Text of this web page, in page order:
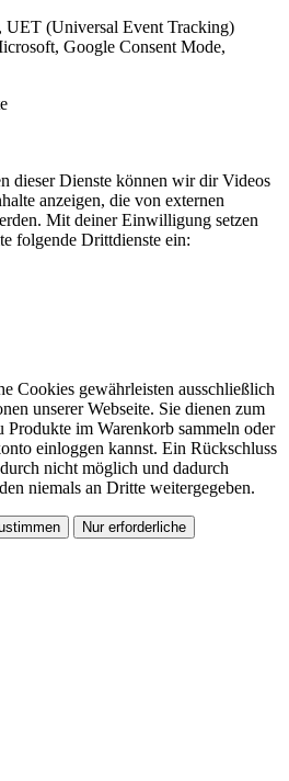
UET (Universal Event Tracking)
Google Consent Mode,
dieser Dienste können wir dir Videos
anzeigen, die von externen
Mit deiner Einwilligung setzen
folgende Drittdienste ein:
Cookies gewährleisten ausschließlich
unserer Webseite. Sie dienen zum
Produkte im Warenkorb sammeln oder
einloggen kannst. Ein Rückschluss
nicht möglich und dadurch
niemals an Dritte weitergegeben.
Nur erforderliche